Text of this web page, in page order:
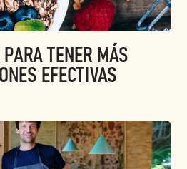
PARA TENER MÁS
EFECTIVAS